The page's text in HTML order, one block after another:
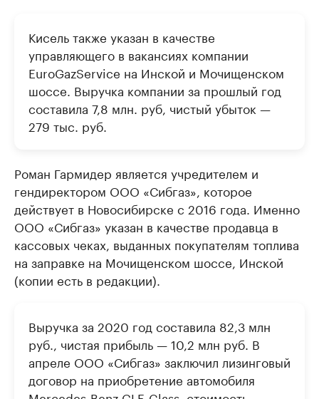
Кисель также указан в качестве
управляющего в вакансиях компании
EuroGazService на Инской и Мочищенском
шоссе. Выручка компании за прошлый год
составила 7,8 млн. руб, чистый убыток —
279 тыс. руб.
Роман Гармидер является учредителем и
гендиректором ООО «Сибгаз», которое
действует в Новосибирске с 2016 года. Именно
ООО «Сибгаз» указан в качестве продавца в
кассовых чеках, выданных покупателям топлива
на заправке на Мочищенском шоссе, Инской
(копии есть в редакции).
Выручка за 2020 год составила 82,3 млн
руб., чистая прибыль — 10,2 млн руб. В
апреле ООО «Сибгаз» заключил лизинговый
договор на приобретение автомобиля